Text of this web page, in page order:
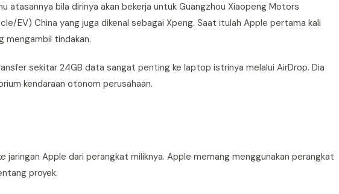
atasannya bila dirinya akan bekerja untuk Guangzhou Xiaopeng Motors
EV) China yang juga dikenal sebagai Xpeng. Saat itulah Apple pertama kali
mengambil tindakan.
sekitar 24GB data sangat penting ke laptop istrinya melalui AirDrop. Dia
kendaraan otonom perusahaan.
Apple dari perangkat miliknya. Apple memang menggunakan perangkat
proyek.